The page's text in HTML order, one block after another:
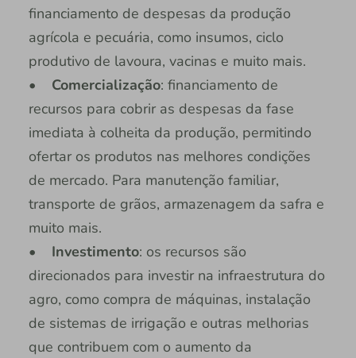
financiamento de despesas da produção
agrícola e pecuária, como insumos, ciclo
produtivo de lavoura, vacinas e muito mais.
• Comercialização: financiamento de
recursos para cobrir as despesas da fase
imediata à colheita da produção, permitindo
ofertar os produtos nas melhores condições
de mercado. Para manutenção familiar,
transporte de grãos, armazenagem da safra e
muito mais.
•
Investimento: os recursos são
direcionados para investir na infraestrutura do
agro, como compra de máquinas, instalação
de sistemas de irrigação e outras melhorias
que contribuem com o aumento da